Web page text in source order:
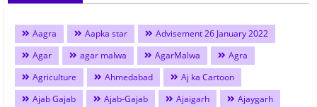
Aagra Aapka star
Advisement 26 January 2022
Agar
agar malwa AgarMalwa
Agra
Agriculture
Ahmedabad
Aj ka Cartoon
Ajab Gajab
Ajab-Gajab Ajaigarh
Ajaygarh